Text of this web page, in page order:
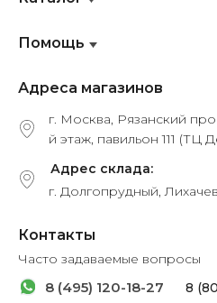
Помощь
Адреса магазинов
г. Москва, Рязанский
й этаж, павильон 111 (ТЦ
Адрес склада:
г. Долгопрудный,
Контакты
Часто задаваемые вопросы
8 (495) 120-18-27
8